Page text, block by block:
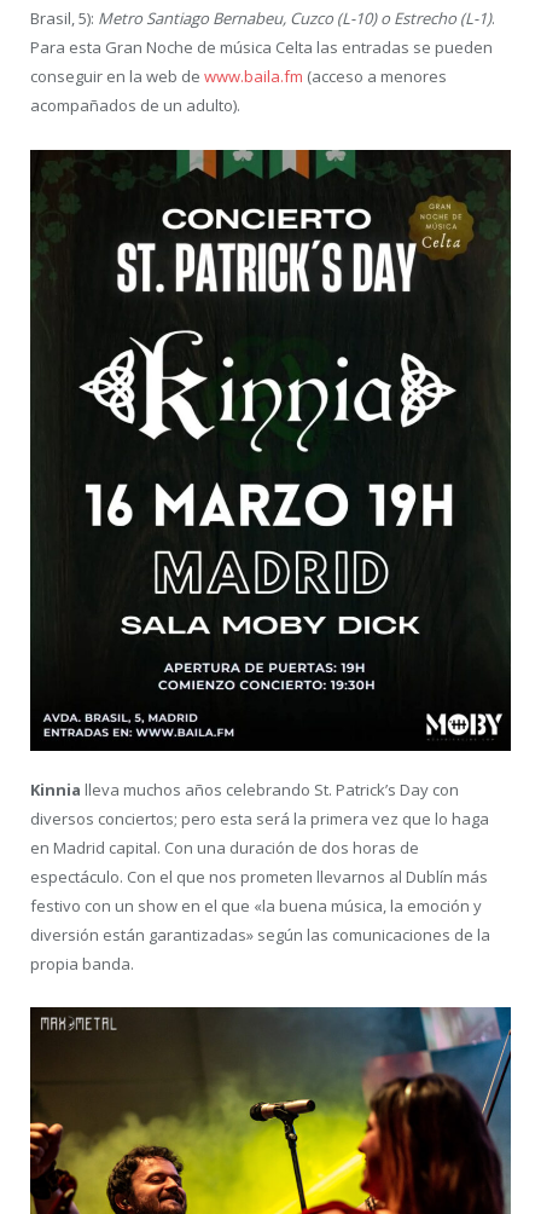
Brasil, 5): Metro Santiago Bernabeu, Cuzco (L-10) o Estrecho (L-1).
Para esta Gran Noche de música Celta las entradas se pueden
conseguir en la web de www.baila.fm (acceso a menores
acompañados de un adulto).
Kinnia lleva muchos años celebrando St. Patrick’s Day con
diversos conciertos; pero esta será la primera vez que lo haga
en Madrid capital. Con una duración de dos horas de
espectáculo. Con el que nos prometen llevarnos al Dublín más
festivo con un show en el que «la buena música, la emoción y
diversión están garantizadas» según las comunicaciones de la
propia banda.